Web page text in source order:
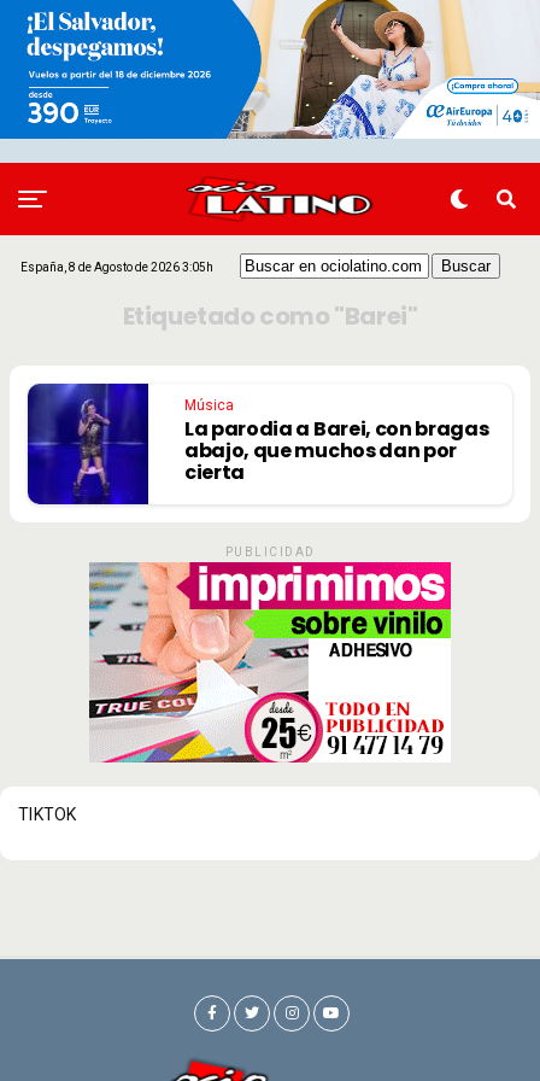
España, 8 de Agosto de 2026 3:05h
Etiquetado como "Barei"
Música
La parodia a Barei, con bragas
abajo, que muchos dan por
cierta
PUBLICIDAD
TIKTOK